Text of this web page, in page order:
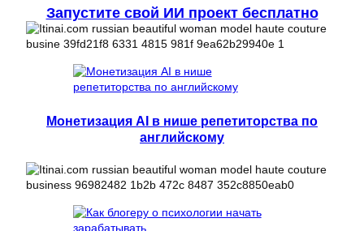
Запустите свой ИИ проект бесплатно
Монетизация AI в нише репетиторства по
английскому